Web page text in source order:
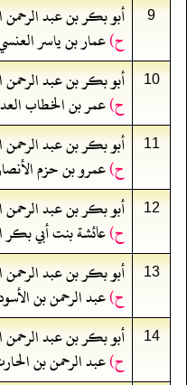
9 أبو بكر بن عبد الرحمن
ح)عمار بن ياسر
10 أبو بكر بن عبد الرحمن
ح)عمر بن الخطاب
11 أبو بكر بن عبد الرحمن
ح)عمرو بن حزم
12 أبو بكر بن عبد الرحمن
ح)عائشة بنت أبي بكر
13 أبو بكر بن عبد الرحمن
ح)عبد الرحمن بن
14 أبو بكر بن عبد الرحمن
ح)عبد الرحمن بن